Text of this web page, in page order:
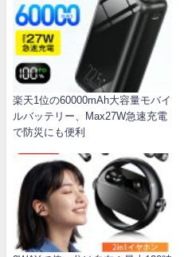
楽天1位の60000mAh大容量モバイ
ルバッテリー、Max27W急速充電
で防災にも便利